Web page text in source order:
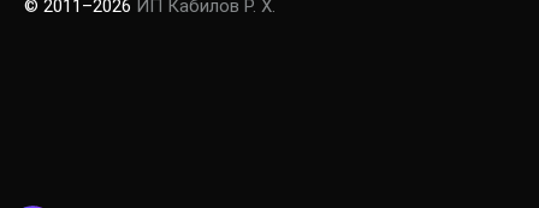
© 2011–2026 ИП Кабилов Р. Х.